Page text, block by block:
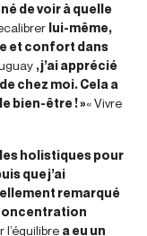
de voir à quelle
lui-même,
et confort dans
, j’ai apprécié
chez moi. Cela a
bien-être ! »« Vivre
holistiques pour
que j’ai
remarqué
a eu un